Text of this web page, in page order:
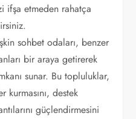
ifşa etmeden rahatça
sohbet odaları, benzer
bir araya getirerek
sunar. Bu topluluklar,
kurmasını, destek
güçlendirmesini